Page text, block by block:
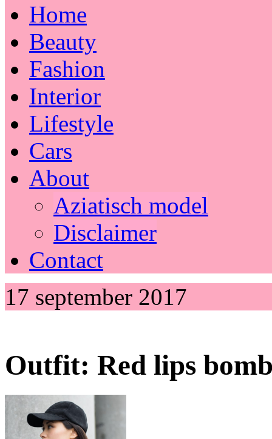
Home
Beauty
Fashion
Interior
Lifestyle
Cars
About
Aziatisch model
Disclaimer
Contact
17 september 2017
Outfit: Red lips